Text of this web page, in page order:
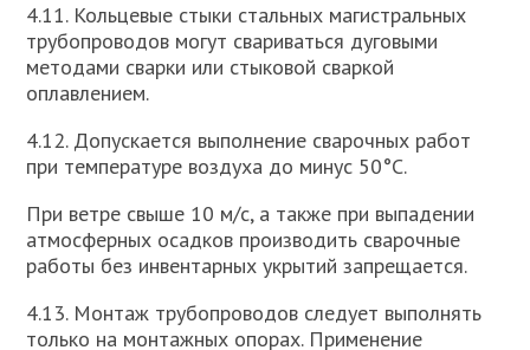
4.11. Кольцевые стыки стальных магистральных
трубопроводов могут свариваться дуговыми
методами сварки или стыковой сваркой
оплавлением.
4.12. Допускается выполнение сварочных работ
при температуре воздуха до минус 50°С.
При ветре свыше 10 м/с, а также при выпадении
атмосферных осадков производить сварочные
работы без инвентарных укрытий запрещается.
4.13. Монтаж трубопроводов следует выполнять
только на монтажных опорах. Применение